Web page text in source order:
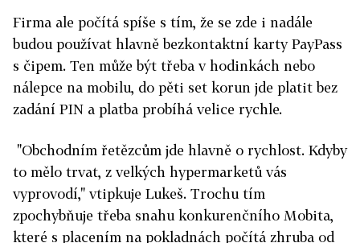
Firma ale počítá spíše s tím, že se zde i nadále
budou používat hlavně bezkontaktní karty PayPass
s čipem. Ten může být třeba v hodinkách nebo
nálepce na mobilu, do pěti set korun jde platit bez
zadání PIN a platba probíhá velice rychle.
"Obchodním řetězcům jde hlavně o rychlost. Kdyby
to mělo trvat, z velkých hypermarketů vás
vyprovodí," vtipkuje Lukeš. Trochu tím
zpochybňuje třeba snahu konkurenčního Mobita,
které s placením na pokladnách počítá zhruba od